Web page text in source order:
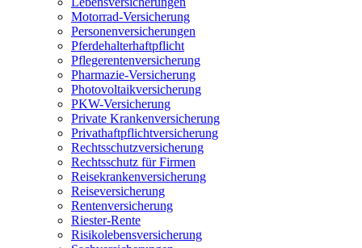
Motorrad-Versicherung
Personenversicherungen
Pferdehalterhaftpflicht
Pflegerentenversicherung
Pharmazie-Versicherung
Photovoltaikversicherung
PKW-Versicherung
Private Krankenversicherung
Privathaftpflichtversicherung
Rechtsschutzversicherung
Rechtsschutz für Firmen
Reisekrankenversicherung
Reiseversicherung
Rentenversicherung
Riester-Rente
Risikolebensversicherung